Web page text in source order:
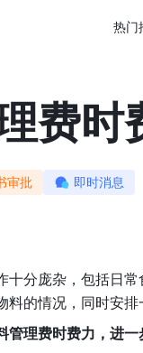
热门
费时
审批 即时消息
十分庞杂，包括日
料的情况，同时安排
管理费时费力，进一